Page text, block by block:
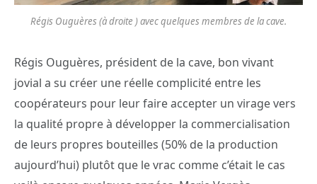
Régis Ouguères (à droite ) avec quelques membres de la cave.
Régis Ouguères, président de la cave, bon vivant
jovial a su créer une réelle complicité entre les
coopérateurs pour leur faire accepter un virage vers
la qualité propre à développer la commercialisation
de leurs propres bouteilles (50% de la production
aujourd’hui) plutôt que le vrac comme c’était le cas